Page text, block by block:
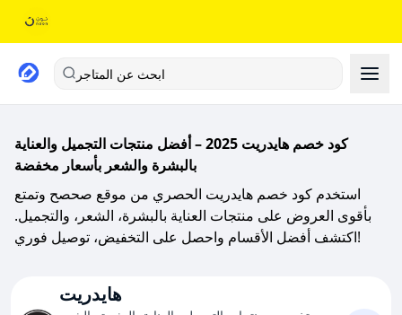
ابحث عن المتاجر
كود خصم هايدريت 2025 – أفضل منتجات التجميل والعناية
بالبشرة والشعر بأسعار مخفضة
استخدم كود خصم هايدريت الحصري من موقع صحصح وتمتع
بأقوى العروض على منتجات العناية بالبشرة، الشعر، والتجميل.
اكتشف أفضل الأقسام واحصل على التخفيض، توصيل فوري!
هايدريت